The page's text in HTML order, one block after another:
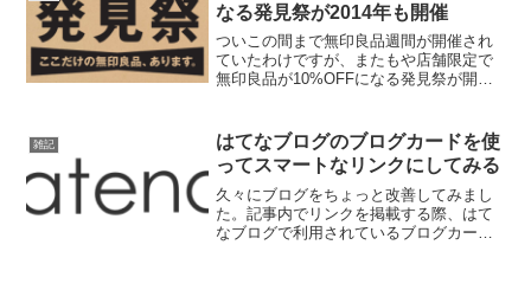
なる発見祭が2014年も開催
ついこの間まで無印良品週間が開催され
ていたわけですが、またもや店舗限定で
無印良品が10%OFFになる発見祭が開催
用アプリのMUJI Passportにニュースとし
て掲載...
雑記
はてなブログのブログカードを使
ってスマートなリンクにしてみる
久々にブログをちょっと改善してみまし
た。記事内でリンクを掲載する際、はて
なブログで利用されているブログカード